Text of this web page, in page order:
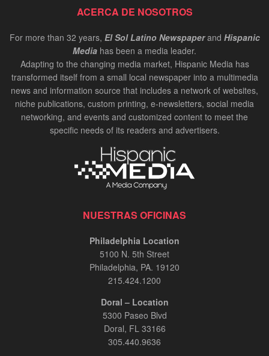
ACERCA DE NOSOTROS
For more than 32 years, El Sol Latino Newspaperand Hispanic
Media has been a media leader.
Adapting to the changing media market, Hispanic Media has
transformed itself from a small local newspaper into a multimedia
news and information source that includes a network of websites,
niche publications, custom printing, e-newsletters, social media
networking, and events and customized content to meet the
specific needs of its readers and advertisers.
NUESTRAS OFICINAS
Philadelphia Location
5100 N. 5th Street
Philadelphia, PA. 19120
215.424.1200
Doral – Location
5300 Paseo Blvd
Doral, FL 33166
305.440.9636